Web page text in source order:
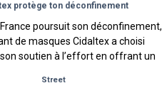
protège ton déconfinement
poursuit son déconfinement,
de masques Cidaltex a choisi
soutien à l’effort en offrant un
Street